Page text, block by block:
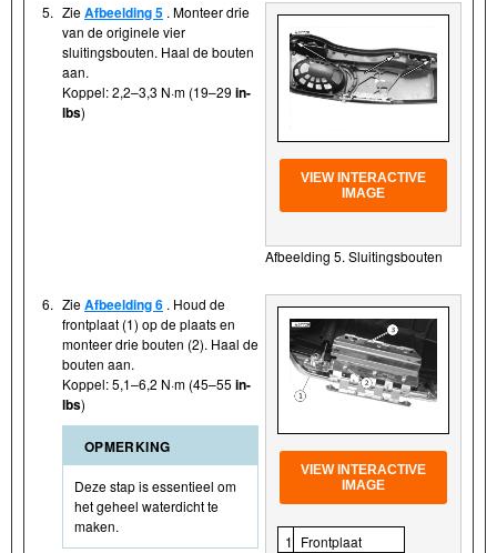
5. ZieAfbeelding 5 . Monteer drie
van de originele vier
sluitingsbouten. Haal de bouten
aan.
Koppel: 2,2–3,3 N·m (19–29 in-
lbs)
VIEW INTERACTIVE
IMAGE
Afbeelding 5. Sluitingsbouten
6. ZieAfbeelding 6 . Houd de
frontplaat (1) op de plaats en
monteer drie bouten (2). Haal de
bouten aan.
Koppel: 5,1–6,2 N·m (45–55 in-
lbs)
OPMERKING
Deze stap is essentieel om
het geheel waterdicht te
maken.
VIEW INTERACTIVE
IMAGE
1 Frontplaat